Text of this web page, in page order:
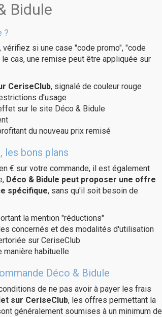
Bidule
?
si une case "code promo", "code
cas, une remise peut être appliquée sur
CeriseClub, signalé de couleur rouge
d'usage
sur le site Déco & Bidule
du nouveau prix remisé
les bons plans
€ sur votre commande, il est également
Déco & Bidule peut proposer une offre
spécifique, sans qu'il soit besoin de
la mention "réductions"
concernés et des modalités d'utilisation
sur CeriseClub
manière habituelle
Déco & Bidule
de ne pas avoir à payer les frais
sur CeriseClub, les offres permettant la
généralement soumises à un minimum de